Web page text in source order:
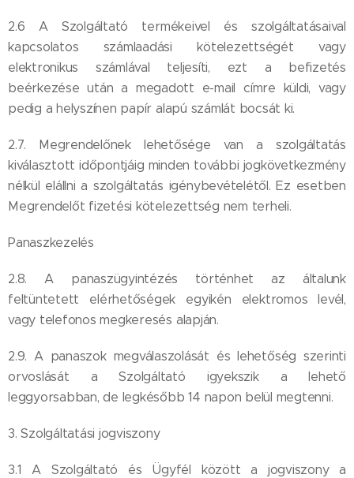
2.6 A Szolgáltató termékeivel és szolgáltatásaival
kapcsolatos számlaadási kötelezettségét vagy
elektronikus számlával teljesíti, ezt a befizetés
beérkezése után a megadott e-mail címre küldi, vagy
pedig a helyszínen papír alapú számlát bocsát ki.
2.7. Megrendelőnek lehetősége van a szolgáltatás
kiválasztott időpontjáig minden további jogkövetkezmény
nélkül elállni a szolgáltatás igénybevételétől. Ez esetben
Megrendelőt fizetési kötelezettség nem terheli.
Panaszkezelés
2.8. A panaszügyintézés történhet az általunk
feltüntetett elérhetőségek egyikén elektromos levél,
vagy telefonos megkeresés alapján.
2.9. A panaszok megválaszolását és lehetőség szerinti
orvoslását a Szolgáltató igyekszik a lehető
leggyorsabban, de legkésőbb 14 napon belül megtenni.
3. Szolgáltatási jogviszony
3.1 A Szolgáltató és Ügyfél között a jogviszony a